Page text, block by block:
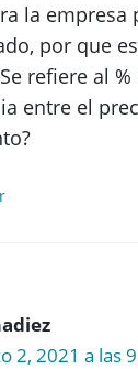
la empresa
por que
refiere al %
entre el
2, 2021 a las